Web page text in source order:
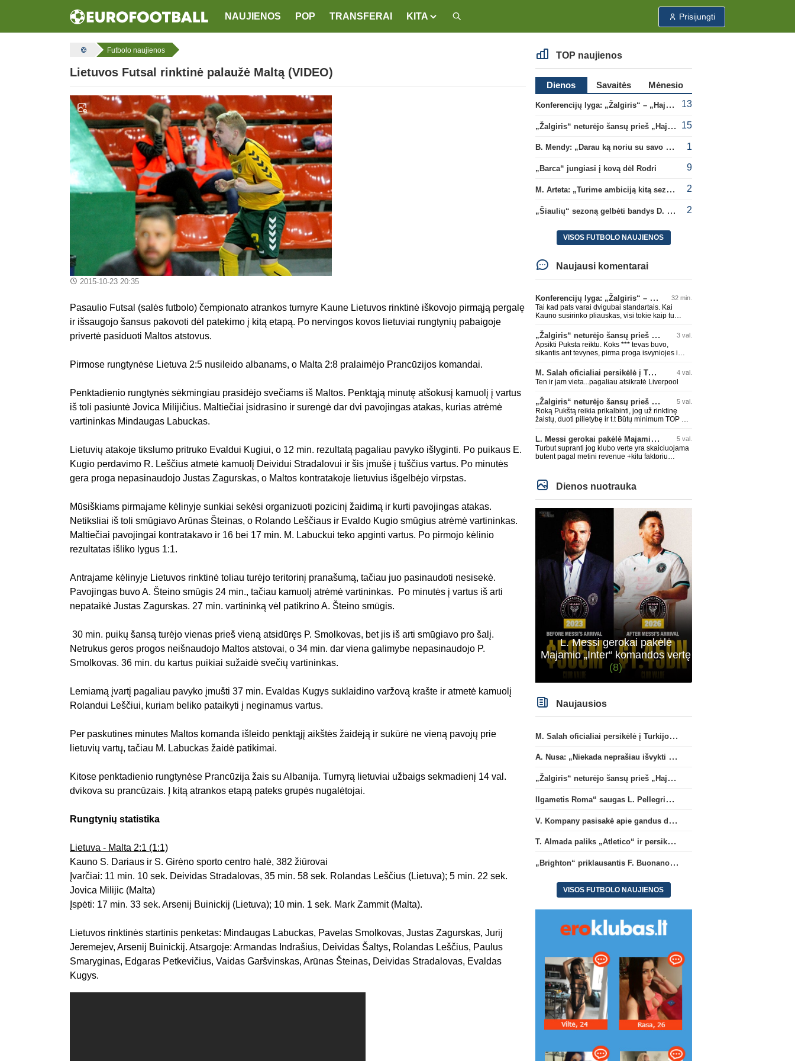
NAUJIENOS POP TRANSFERAI KITA Prisijungti
Futbolo naujienos
Lietuvos Futsal rinktinė palaužė Maltą (VIDEO)
2015-10-23 20:35
Pasaulio Futsal (salės futbolo) čempionato atrankos turnyre Kaune Lietuvos rinktinė iškovojo pirmąją pergalę
ir išsaugojo šansus pakovoti dėl patekimo į kitą etapą. Po nervingos kovos lietuviai rungtynių pabaigoje
privertė pasiduoti Maltos atstovus.
Pirmose rungtynėse Lietuva 2:5 nusileido albanams, o Malta 2:8 pralaimėjo Prancūzijos komandai.
Penktadienio rungtynės sėkmingiau prasidėjo svečiams iš Maltos. Penktąją minutę atšokusį kamuolį į vartus
iš toli pasiuntė Jovica Milijičius. Maltiečiai įsidrasino ir surengė dar dvi pavojingas atakas, kurias atrėmė
vartininkas Mindaugas Labuckas.
Lietuvių atakoje tikslumo pritruko Evaldui Kugiui, o 12 min. rezultatą pagaliau pavyko išlyginti. Po puikaus E.
Kugio perdavimo R. Leščius atmetė kamuolį Deividui Stradalovui ir šis įmušė į tuščius vartus. Po minutės
gera proga nepasinaudojo Justas Zagurskas, o Maltos kontratakoje lietuvius išgelbėjo virpstas.
Mūsiškiams pirmajame kėlinyje sunkiai sekėsi organizuoti pozicinį žaidimą ir kurti pavojingas atakas.
Netiksliai iš toli smūgiavo Arūnas Šteinas, o Rolando Leščiaus ir Evaldo Kugio smūgius atrėmė vartininkas.
Maltiečiai pavojingai kontratakavo ir 16 bei 17 min. M. Labuckui teko apginti vartus. Po pirmojo kėlinio
rezultatas išliko lygus 1:1.
Antrajame kėlinyje Lietuvos rinktinė toliau turėjo teritorinį pranašumą, tačiau juo pasinaudoti nesisekė.
Pavojingas buvo A. Šteino smūgis 24 min., tačiau kamuolį atrėmė vartininkas. Po minutės į vartus iš arti
nepataikė Justas Zagurskas. 27 min. vartininką vėl patikrino A. Šteino smūgis.
30 min. puikų šansą turėjo vienas prieš vieną atsidūręs P. Smolkovas, bet jis iš arti smūgiavo pro šalį.
Netrukus geros progos neišnaudojo Maltos atstovai, o 34 min. dar viena galimybe nepasinaudojo P.
Smolkovas. 36 min. du kartus puikiai sužaidė svečių vartininkas.
Lemiamą įvartį pagaliau pavyko įmušti 37 min. Evaldas Kugys suklaidino varžovą krašte ir atmetė kamuolį
Rolandui Leščiui, kuriam beliko pataikyti į neginamus vartus.
Per paskutines minutes Maltos komanda išleido penktąjį aikštės žaidėją ir sukūrė ne vieną pavojų prie
lietuvių vartų, tačiau M. Labuckas žaidė patikimai.
Kitose penktadienio rungtynėse Prancūzija žais su Albanija. Turnyrą lietuviai užbaigs sekmadienį 14 val.
dvikova su prancūzais. Į kitą atrankos etapą pateks grupės nugalėtojai.
Rungtynių statistika
Lietuva - Malta 2:1 (1:1)
Kauno S. Dariaus ir S. Girėno sporto centro halė, 382 žiūrovai
Įvarčiai: 11 min. 10 sek. Deividas Stradalovas, 35 min. 58 sek. Rolandas Leščius (Lietuva); 5 min. 22 sek.
Jovica Milijic (Malta)
Įspėti: 17 min. 33 sek. Arsenij Buinickij (Lietuva); 10 min. 1 sek. Mark Zammit (Malta).
Lietuvos rinktinės startinis penketas: Mindaugas Labuckas, Pavelas Smolkovas, Justas Zagurskas, Jurij
Jeremejev, Arsenij Buinickij. Atsargoje: Armandas Indrašius, Deividas Šaltys, Rolandas Leščius, Paulus
Smaryginas, Edgaras Petkevičius, Vaidas Garšvinskas, Arūnas Šteinas, Deividas Stradalovas, Evaldas
Kugys.
TOP naujienos
Dienos Savaitės
Mėnesio
Konferencijų lyga: „Žalgiris“ – „Hajduk“ (rungtynės tiesiogiai)
13
„Žalgiris“ neturėjo šansų prieš „Hajduk“ 15
B. Mendy: „Darau ką noriu su savo pasaulio čempionato titulu“ 1
„Barca“ jungiasi į kovą dėl Rodri 9
M. Arteta: „Turime ambiciją kitą sezoną kovoti dėl visų titulų“ 2
„Šiaulių“ sezoną gelbėti bandys D. Lastauskas 2
VISOS FUTBOLO NAUJIENOS
Naujausi komentarai
Konferencijų lyga: „Žalgiris“ – „Hajduk“ (rungtynės tiesiogiai) 32 min.
Tai kad pats varai dvigubai standartais. Kai
Kauno susirinko pliauskas, visi tokie kaip tu
biudežetus net nekalbėjot. Dabar kai Spartakas
gavo per rudają, tai jau pz BIUDŽETAS daug
didesnis. Tfu ant tokių.
„Žalgiris“ neturėjo šansų prieš „Hajduk“ 3 val.
Apsikti Puksta reiktu. Koks *** tevas buvo,
sikantis ant tevynes, pirma proga isvyniojes i
lietuviskai...ir dar pasimaives pries ziurovus po
golo...aciu, ne...nebent vertybiu neturintis
laurynas ikalbins
M. Salah oficialiai persikėlė į Turkijos ekipą „Trabzonspor“ 4 val.
Ten ir jam vieta...pagaliau atsikratė Liverpool
„Žalgiris“ neturėjo šansų prieš „Hajduk“ 5 val.
Roką Pukštą reikia prikalbinti, jog už rinktinę
žaistų, duoti pilietybę ir t.t Būtų minimum TOP 2
taio judės, bus per vėlu po to, nes JAV ji
pasikvies žaisti.
L. Messi gerokai pakėlė Majamio „Inter“ komandos vertę 5 val.
Turbut supranti jog klubo verte yra skaiciuojama
butent pagal metini revenue +kitu faktoriu
eile kitu dalyku. O tavo pamineta Barca kuo
puikiausiai sugeneravo rekordini 1.1B revenue,
kas stipriai prisidejo prie milzinisko klubo vertes
suoli siemet. Be to, tie 200 pamineti cia yra
visiskai on-point, jeigu jau musu mylimas D.
prasneko apie klubo vertes kelima, arba CR
atveju - numusima.
Dienos nuotrauka
L. Messi gerokai pakėlė
Majamio „Inter“ komandos vertę
(8)
Naujausios
M. Salah oficialiai persikėlė į Turkijos ekipą „Trabzonspor“
A. Nusa: „Niekada neprašiau išvykti iš „RB Leipzig“ klubo“
„Žalgiris“ neturėjo šansų prieš „Hajduk“
Ilgametis Roma“ saugas L. Pellegrini dar metams liks šiame klube
V. Kompany pasisakė apie gandus dėl M. Olise ateities „Bayern“ gretose
T. Almada paliks „Atletico“ ir persikels į legendinę Argentinos ekipą
„Brighton“ priklausantis F. Buonanotte karjerą pratęs Ispanijoje
VISOS FUTBOLO NAUJIENOS